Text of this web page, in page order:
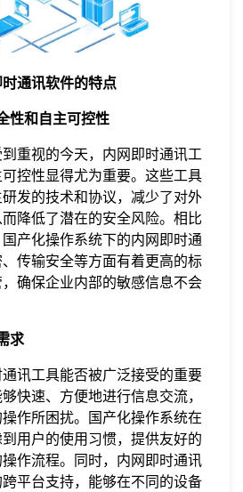
通讯软件的特点
性和自主可控性
重视的今天，内网即时通讯工
控性显得尤为重要。这些工具
发的技术和协议，减少了对外
降低了潜在的安全风险。相比
产化操作系统下的内网即时通
传输安全等方面有着更高的标
确保企业内部的敏感信息不会
求
讯工具能否被广泛接受的重要
快速、方便地进行信息交流，
作所困扰。国产化操作系统在
用户的使用习惯，提供友好的
作流程。同时，内网即时通讯
平台支持，能够在不同的设备